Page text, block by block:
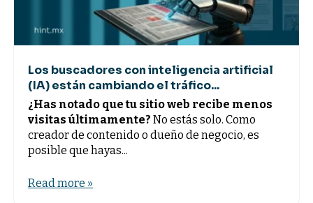
Los buscadores con inteligencia artificial
(IA) están cambiando el tráfico...
¿Has notado que tu sitio web recibe menos
visitas últimamente? No estás solo. Como
creador de contenido o dueño de negocio, es
posible que hayas...
Read more »